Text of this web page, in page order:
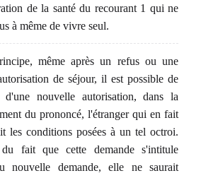
de la santé du recourant 1 qui ne
à même de vivre seul.
même après un refus ou une
de séjour, il est possible de
d'une nouvelle autorisation, dans la
du prononcé, l'étranger qui en fait
les conditions posées à un tel octroi.
du fait que cette demande s'intitule
nouvelle demande, elle ne saurait